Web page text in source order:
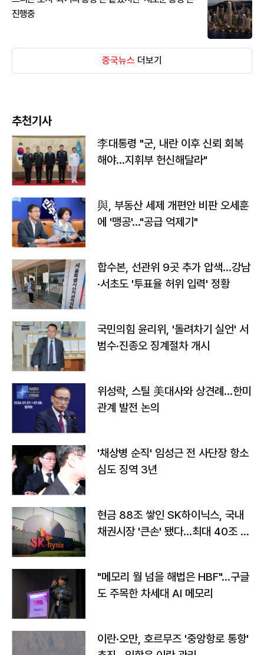
진행중
중국뉴스 더보기
추천기사
李대통령 "군, 내란 이후 신뢰 회복
해야…지휘부 헌신해달라"
與, 부동산 세제 개편안 비판 오세훈
에 '맹공'…"공급 억제기"
합수본, 선관위 9곳 추가 압색…강남
·서초도 '투표율 허위 입력' 정황
국민의힘 윤리위, '돌려차기 실언' 서
범수·진종오 징계절차 개시
위성락, 스틸 美대사와 상견례…한미
관계 발전 논의
'채상병 순직' 임성근 전 사단장 항소
심도 징역 3년
현금 88조 쌓인 SK하이닉스, 국내
채권시장 '큰손' 됐다…최대 40조 투
"메모리 월 넘을 해법은 HBF"…구글
도 주목한 차세대 AI 메모리
이란·오만, 호르무즈 '중앙항로 통항'